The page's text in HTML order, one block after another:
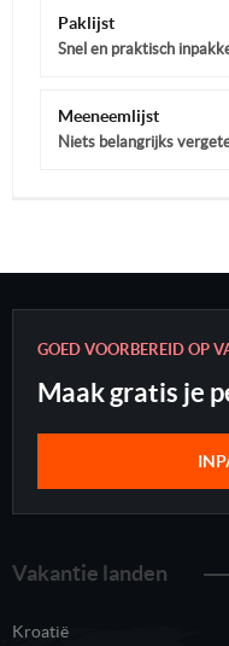
Paklijst
Snel en praktisch
Meeneemlijst
Niets belangrijks
GOED VOORBEREID OP
Maak gratis je
Vakantie landen
Kroatië